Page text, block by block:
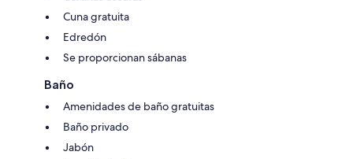
Cuna gratuita
Edredón
Se proporcionan sábanas
Baño
Amenidades de baño gratuitas
Baño privado
Jabón